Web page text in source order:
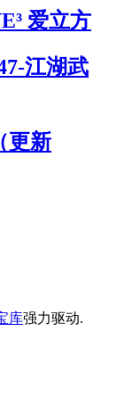
爱立方
江湖武
更新
库强力驱动.